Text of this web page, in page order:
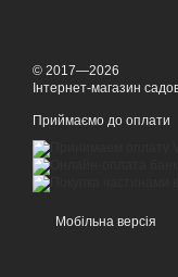
© 2017—2026
Інтернет-магазин
Приймаємо до оплати
Мобільна версія